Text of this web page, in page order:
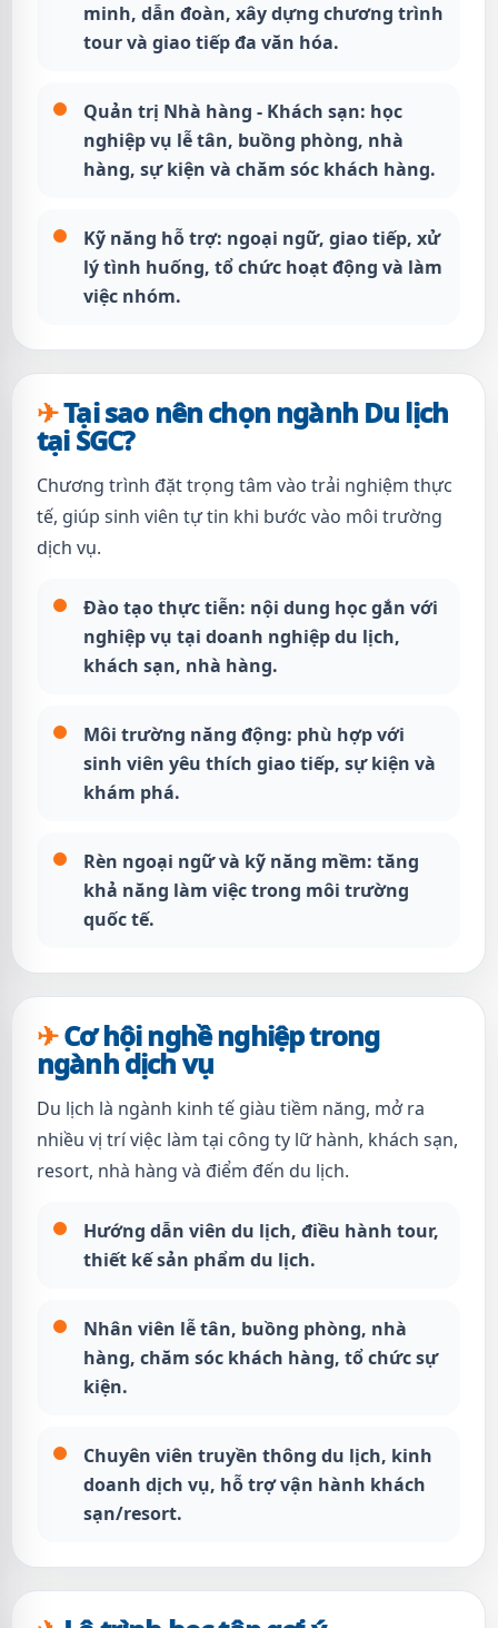
minh, dẫn đoàn, xây dựng chương trình
tour và giao tiếp đa văn hóa.
Quản trị Nhà hàng - Khách sạn: học
nghiệp vụ lễ tân, buồng phòng, nhà
hàng, sự kiện và chăm sóc khách hàng.
Kỹ năng hỗ trợ: ngoại ngữ, giao tiếp, xử
lý tình huống, tổ chức hoạt động và làm
việc nhóm.
Tại sao nên chọn ngành Du lịch
tại SGC?
Chương trình đặt trọng tâm vào trải nghiệm thực
tế, giúp sinh viên tự tin khi bước vào môi trường
dịch vụ.
Đào tạo thực tiễn: nội dung học gắn với
nghiệp vụ tại doanh nghiệp du lịch,
khách sạn, nhà hàng.
Môi trường năng động: phù hợp với
sinh viên yêu thích giao tiếp, sự kiện và
khám phá.
Rèn ngoại ngữ và kỹ năng mềm: tăng
khả năng làm việc trong môi trường
quốc tế.
Cơ hội nghề nghiệp trong
ngành dịch vụ
Du lịch là ngành kinh tế giàu tiềm năng, mở ra
nhiều vị trí việc làm tại công ty lữ hành, khách sạn,
resort, nhà hàng và điểm đến du lịch.
Hướng dẫn viên du lịch, điều hành tour,
thiết kế sản phẩm du lịch.
Nhân viên lễ tân, buồng phòng, nhà
hàng, chăm sóc khách hàng, tổ chức sự
kiện.
Chuyên viên truyền thông du lịch, kinh
doanh dịch vụ, hỗ trợ vận hành khách
sạn/resort.